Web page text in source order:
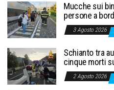
Mucche sui
persone a
3 Agosto 2026
Schianto tra
cinque morti
2 Agosto 2026